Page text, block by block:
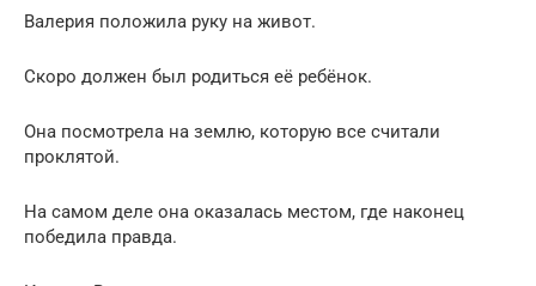
Валерия положила руку на живот.
Скоро должен был родиться её ребёнок.
Она посмотрела на землю, которую все считали
проклятой.
На самом деле она оказалась местом, где наконец
победила правда.